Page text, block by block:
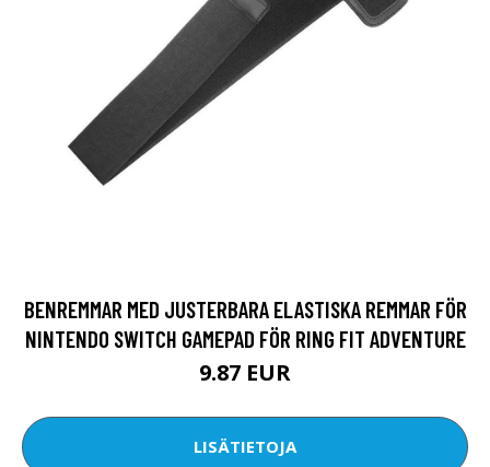
BENREMMAR MED JUSTERBARA ELASTISKA REMMAR FÖR
NINTENDO SWITCH GAMEPAD FÖR RING FIT ADVENTURE
9.87 EUR
LISÄTIETOJA